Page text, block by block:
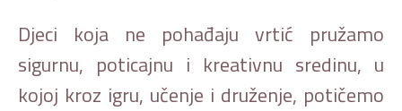
Djeci koja ne pohađaju vrtić pružamo
sigurnu, poticajnu i kreativnu sredinu, u
kojoj kroz igru, učenje i druženje, potičemo